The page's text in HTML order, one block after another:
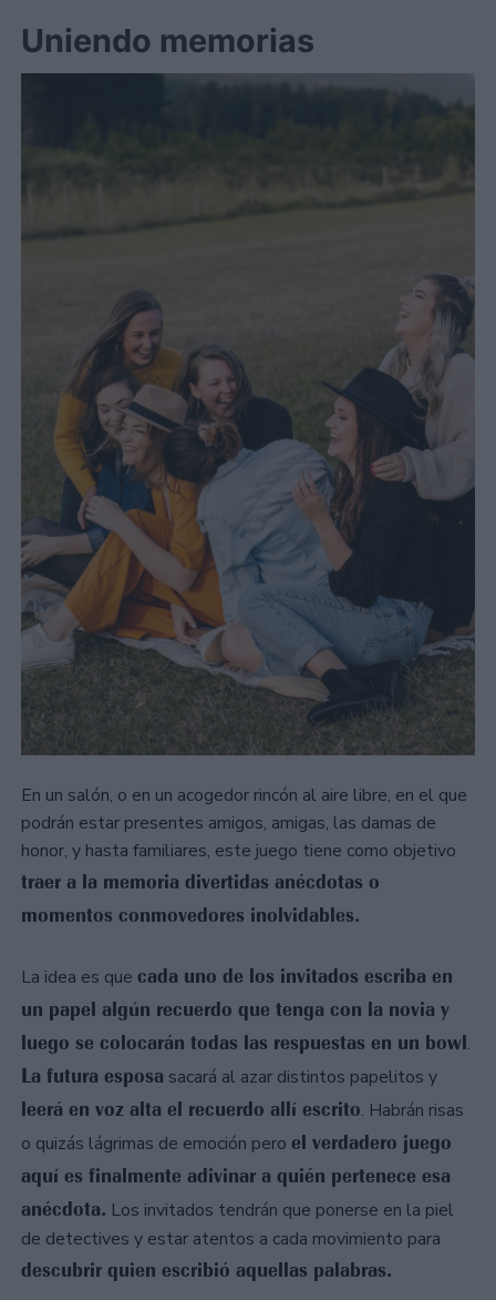
Uniendo memorias
En un salón, o en un acogedor rincón al aire libre, en el que
podrán estar presentes amigos, amigas, las damas de
honor, y hasta familiares, este juego tiene como objetivo
traer a la memoria divertidas anécdotas o
momentos conmovedores inolvidables.
La idea es que cada uno de los invitados escriba en
un papel algún recuerdo que tenga con la novia y
luego se colocarán todas las respuestas en un bowl.
La futura esposa sacará al azar distintos papelitos y
leerá en voz alta el recuerdo allí escrito. Habrán risas
o quizás lágrimas de emoción pero el verdadero juego
aquí es finalmente adivinar a quién pertenece esa
anécdota. Los invitados tendrán que ponerse en la piel
de detectives y estar atentos a cada movimiento para
descubrir quien escribió aquellas palabras.